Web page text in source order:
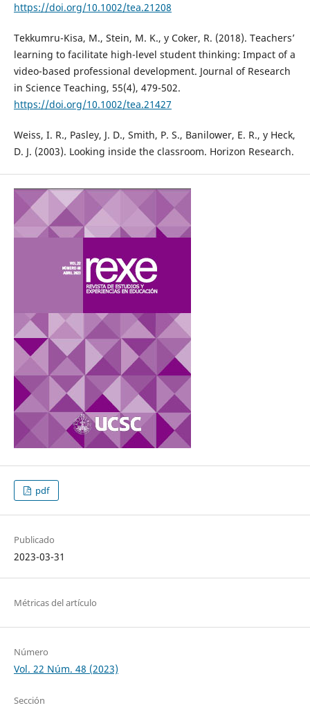
https://doi.org/10.1002/tea.21208
Tekkumru-Kisa, M., Stein, M. K., y Coker, R. (2018). Teachers’
learning to facilitate high-level student thinking: Impact of a
video-based professional development. Journal of Research
in Science Teaching, 55(4), 479-502.
https://doi.org/10.1002/tea.21427
Weiss, I. R., Pasley, J. D., Smith, P. S., Banilower, E. R., y Heck,
D. J. (2003). Looking inside the classroom. Horizon Research.
pdf
Publicado
2023-03-31
Métricas del artículo
Número
Vol. 22 Núm. 48 (2023)
Sección